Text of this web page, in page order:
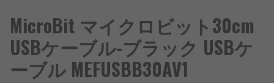
MicroBit マイクロビット30cm
USBケーブル-ブラック USBケ
ーブル MEFUSBB30AV1